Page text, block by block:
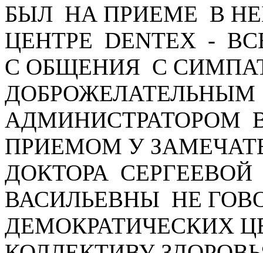
БЫЛ НА ПРИЕМЕ В
ЦЕНТРЕ DENTEX -
С ОБЩЕНИЯ С
ДОБРОЖЕЛАТЕЛЬНЫМ
АДМИНИСТРАТОРОМ
ПРИЕМОМ У
ДОКТОРА
ВАСИЛЬЕВНЫ НЕ
ДЕМОКРАТИЧЕСКИХ